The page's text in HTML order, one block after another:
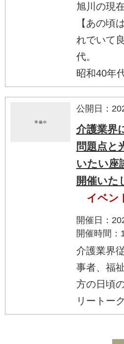
旭川の現
【あの頃
れでいて
代。
昭和40年
公開日：
介護業界
問題点と
いたい座
開催いた
イベン
開催日：
開催時間：
介護業界
事者、福
方の日頃
リートー